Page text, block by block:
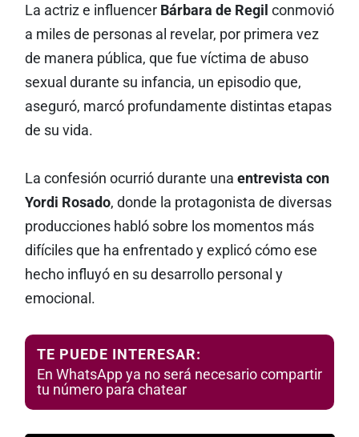
La actriz e influencer Bárbara de Regil conmovió
a miles de personas al revelar, por primera vez
de manera pública, que fue víctima de abuso
sexual durante su infancia, un episodio que,
aseguró, marcó profundamente distintas etapas
de su vida.
La confesión ocurrió durante una entrevista con
Yordi Rosado, donde la protagonista de diversas
producciones habló sobre los momentos más
difíciles que ha enfrentado y explicó cómo ese
hecho influyó en su desarrollo personal y
emocional.
TE PUEDE INTERESAR:
En WhatsApp ya no será necesario compartir
tu número para chatear